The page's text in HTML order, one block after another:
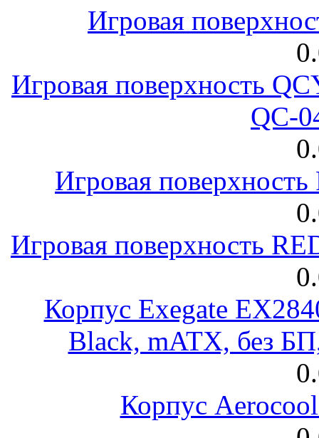
Игровая
Игровая поверхность
QC-
Игровая
Игровая поверхность
Корпус Exegate
Black, mATX, без
Корпус